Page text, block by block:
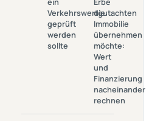
ein
Verkehrswertgutachten
geprüft
werden
sollte
Verkehrswertgutachten
Geprüft Werden Sollte
Erbe
die
Immobilie
übernehmen
möchte:
Wert
und
Finanzierung
nacheinander
rechnen
Immobilie
Übernehmen
Möchte: Wert
Und
Finanzierung
Nacheinander
Rechnen